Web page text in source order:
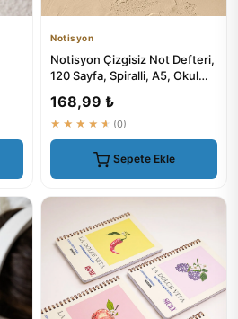
Notisyon
Notisyon Çizgisiz Not Defteri,
120 Sayfa, Spiralli, A5, Okul
168,99 ₺
★★★★★ (0)
Sepete Ekle